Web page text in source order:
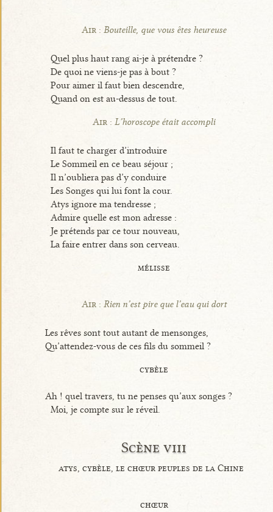
Air :Bouteille, que vous êtes heureuse
Quel plus haut rang ai-je à prétendre ?
De quoi ne viens-je pas à bout ?
Pour aimer il faut bien descendre,
Quand on est au-dessus de tout.
Air :L’horoscope était accompli
Il faut te charger d’introduire
Le Sommeil en ce beau séjour ;
Il n’oubliera pas d’y conduire
Les Songes qui lui font la cour.
Atys ignore ma tendresse ;
Admire quelle est mon adresse :
Je prétends par ce tour nouveau,
La faire entrer dans son cerveau.
mélisse
Air : Rien n’est pire que l’eau qui dort
Les rêves sont tout autant de mensonges,
Qu’attendez-vous de ces fils du sommeil ?
cybèle
Ah ! quel travers, tu ne penses qu’aux songes ?
Moi, je compte sur le réveil.
Scène viii
atys, cybèle, le chœur peuples de la Chine
chœur